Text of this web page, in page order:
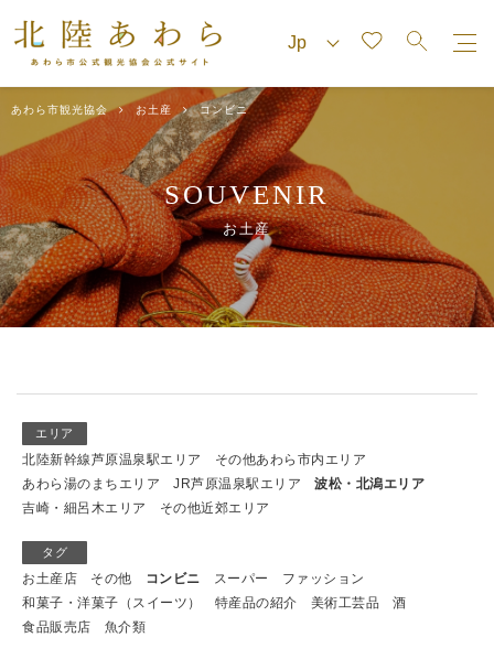
あわら市観光協会 お土産 コンビニ
SOUVENIR
お土産
エリア
北陸新幹線芦原温泉駅エリア
その他あわら市内エリア
あわら湯のまちエリア
JR芦原温泉駅エリア
波松・北潟エリア
吉崎・細呂木エリア
その他近郊エリア
タグ
お土産店 その他 コンビニ スーパー
ファッション
和菓子・洋菓子（スイーツ）
特産品の紹介 美術工芸品
酒
食品販売店
魚介類